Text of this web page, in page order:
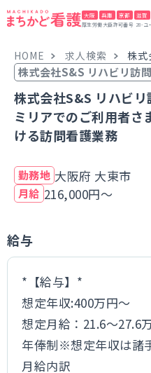
大阪 兵庫 京都 滋賀
厚生労働大臣許可番号 28-ユ
HOME 求人検索 株式
株式会社S&S リハビリ訪
株式会社S&S リハビ
ミリアでのご利用者さ
ける訪問看護業務
勤務地 大阪府 大東市
月給 216,000円～
給与
*【給与】*
想定年収:400万円～
想定月給：21.6～27.6
年俸制※想定年収は諸
月給内訳